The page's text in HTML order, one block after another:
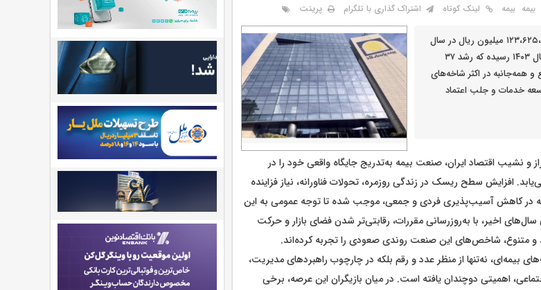
بيمه بیمه لینک کوتاه اشتراک گذاری با تلگرام پرینت
حق بیمه کل شرکت بیمه پاسارگاد از ۱۲۳،۶۲۵،۹۹۳ میلیون ریال در سال
۱۴۰۲ به ۱۶۹،۳۶۱،۴۷۹ میلیون ریال در سال ۱۴۰۳ رسیده که رشد ۳۷
همه‌جانبه در اکثر شاخه‌های
خدمات و جلب اعتماد
و نشیب اقتصاد ایران، صنعت بیمه به‌تدریج جایگاه واقعی خود را در
افزایش سطح ریسک در زندگی روزمره، تحولات فناورانه، نیاز فزاینده
در کاهش آسیب‌پذیری فردی و جمعی، موجب شده تا توجه عمومی به این
اخیر، با به‌روزرسانی مقررات، رقابتی‌تر شدن فضای بازار و حرکت
متنوع، شاخص‌های این صنعت روندی صعودی را تجربه کرده‌اند.
بیمه‌ای، نه‌تنها از منظر عدد و رقم بلکه در چارچوب راهبرد‌های مدیریت،
اهمیتی دوچندان یافته است. در میان بازیگران این عرصه، برخی